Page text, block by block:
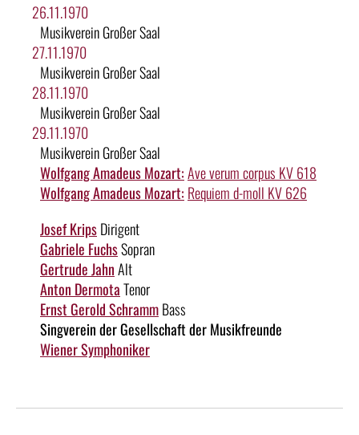
26.11.1970
Musikverein Großer Saal
27.11.1970
Musikverein Großer Saal
28.11.1970
Musikverein Großer Saal
29.11.1970
Musikverein Großer Saal
Wolfgang Amadeus Mozart:Ave verum corpus KV 618
Wolfgang Amadeus Mozart: Requiem d-moll KV 626
Josef KripsDirigent
Gabriele FuchsSopran
Gertrude JahnAlt
Anton DermotaTenor
Ernst Gerold SchrammBass
Singverein der Gesellschaft der Musikfreunde
Wiener Symphoniker